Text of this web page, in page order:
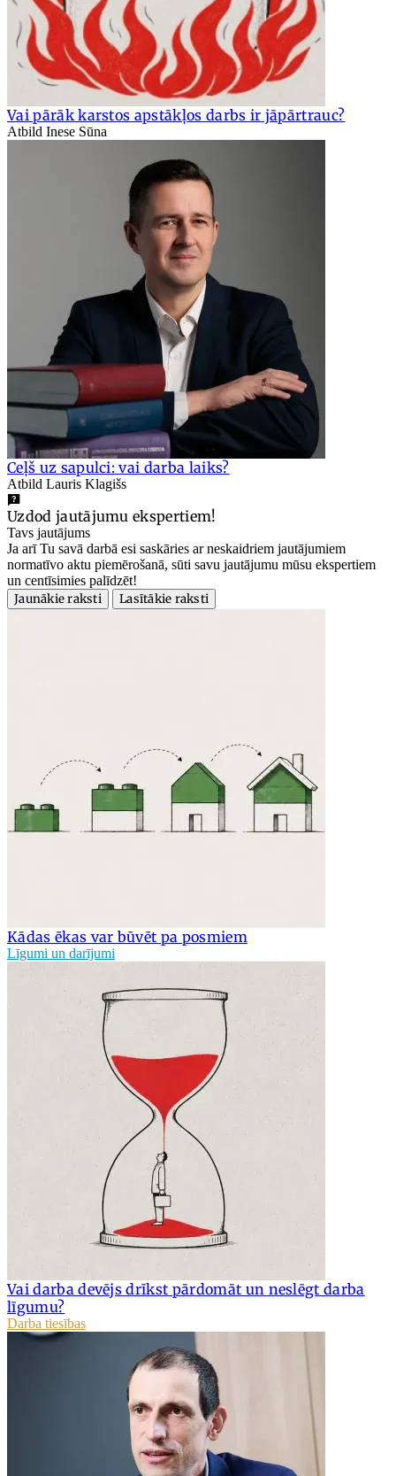
Vai pārāk karstos apstākļos darbs ir jāpārtrauc?
Atbild Inese Sūna
Ceļš uz sapulci: vai darba laiks?
Atbild Lauris Klagišs
Uzdod jautājumu ekspertiem!
Tavs jautājums
Ja arī Tu savā darbā esi saskāries ar neskaidriem jautājumiem
normatīvo aktu piemērošanā, sūti savu jautājumu mūsu ekspertiem
un centīsimies palīdzēt!
Jaunākie raksti
Lasītākie raksti
Kādas ēkas var būvēt pa posmiem
Līgumi un darījumi
Vai darba devējs drīkst pārdomāt un neslēgt darba
līgumu?
Darba tiesības